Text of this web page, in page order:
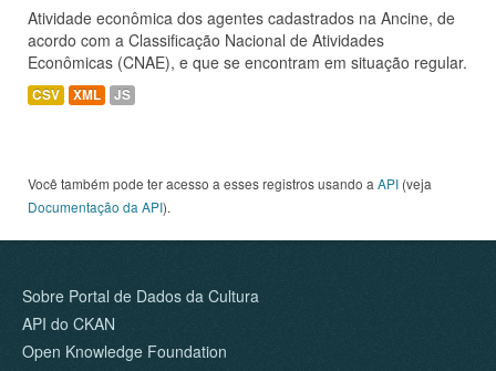
Atividade econômica dos agentes cadastrados na Ancine, de
acordo com a Classificação Nacional de Atividades
Econômicas (CNAE), e que se encontram em situação regular.
CSV XML JS
Você também pode ter acesso a esses registros usando a API (veja
Documentação da API).
Sobre Portal de Dados da Cultura
API do CKAN
Open Knowledge Foundation